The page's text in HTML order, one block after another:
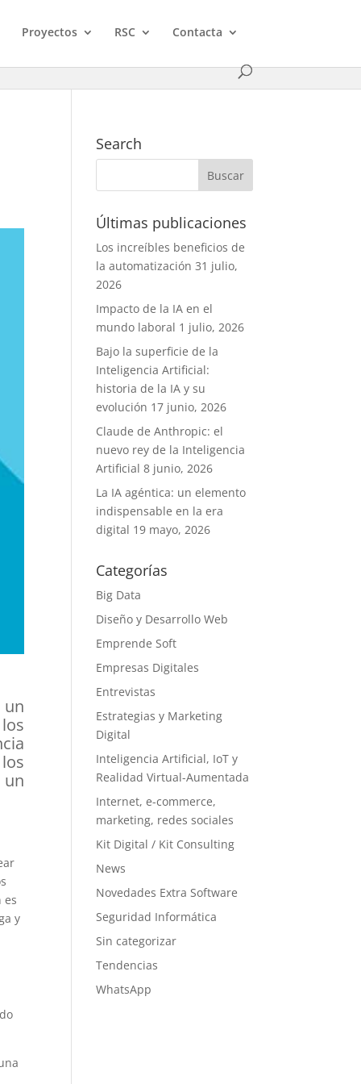
Proyectos RSC Contacta
es
y
Search
Últimas publicaciones
Los increíbles beneficios de
la automatización 31 julio,
2026
Impacto de la IA en el
mundo laboral 1 julio, 2026
Bajo la superficie de la
Inteligencia Artificial:
historia de la IA y su
evolución 17 junio, 2026
Claude de Anthropic: el
nuevo rey de la Inteligencia
Artificial 8 junio, 2026
La IA agéntica: un elemento
indispensable en la era
digital 19 mayo, 2026
Categorías
Big Data
Diseño y Desarrollo Web
Emprende Soft
Empresas Digitales
Entrevistas
Estrategias y Marketing
Digital
Inteligencia Artificial, IoT y
Realidad Virtual-Aumentada
Internet, e-commerce,
marketing, redes sociales
Kit Digital / Kit Consulting
News
Novedades Extra Software
Seguridad Informática
Sin categorizar
Tendencias
WhatsApp